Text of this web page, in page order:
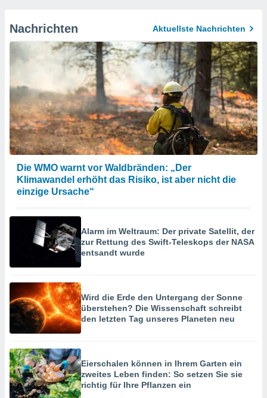
Nachrichten Aktuellste Nachrichten
Die WMO warnt vor Waldbränden: „Der
Klimawandel erhöht das Risiko, ist aber nicht die
einzige Ursache“
Alarm im Weltraum: Der private Satellit, der
zur Rettung des Swift-Teleskops der NASA
entsandt wurde
Wird die Erde den Untergang der Sonne
überstehen? Die Wissenschaft schreibt
den letzten Tag unseres Planeten neu
Eierschalen können in Ihrem Garten ein
zweites Leben finden: So setzen Sie sie
richtig für Ihre Pflanzen ein